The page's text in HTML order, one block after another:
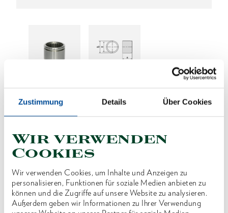
Zustimmung Details Über Cookies
Wir verwenden
Cookies
Wir verwenden Cookies, um Inhalte und Anzeigen zu
personalisieren, Funktionen für soziale Medien anbieten zu
können und die Zugriffe auf unsere Website zu analysieren.
Außerdem geben wir Informationen zu Ihrer Verwendung
Preis auf Anfrage
Produktlinie
Produktbeschreibung
Abmessungen und Gewichte